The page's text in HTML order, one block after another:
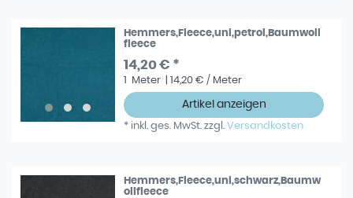
Hemmers,Fleece,uni,petrol,Baumwoll
fleece
14,20 € *
1 Meter | 14,20 € / Meter
Artikel anzeigen
* inkl. ges. MwSt. zzgl.Versandkosten
Hemmers,Fleece,uni,schwarz,Baumw
ollfleece